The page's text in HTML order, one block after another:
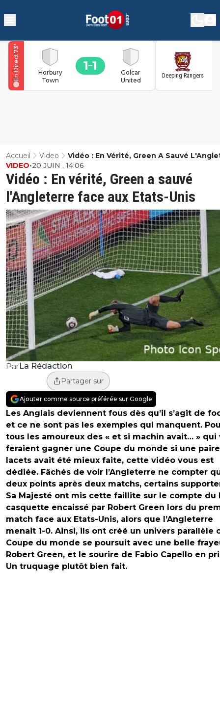
Horbury
Town
1 1
Golcar
United
73
'
En Direct Deeping Rangers
Accueil Video
Vidéo : En Vérité, Green A Sauvé
Face Aux Etats-Unis
Vidéo : En vérité, Green a sauvé
l'Angleterre face aux Etats-Unis
VIDEO•20 JUIN , 14:06
Par La Rédaction
Partager sur
Ajouter comme source préférée sur Google
Les Anglais deviennent fous dès qu’il s’agit de
et ce ne sont pas les exemples qui manquent.
tous les amoureux des « et si machin avait… » qui
feraient gagner une Coupe du monde si une
lacets avait été mieux faite, cette vidéo vous est
dédiée. Fâchés de voir l’Angleterre ne compter
deux points après deux matchs, certains
Sa Majesté ont mis cette faillite sur le compte du
casquette encaissé par Robert Green lors du
match face aux Etats-Unis, alors que l’Angleterre
menait 1-0. Ainsi, ils ont créé un univers parallèle
Coupe du monde se poursuit avec une belle
Robert Green, et le sourire de Fabio Capello en
Un truquage plutôt bien fait.